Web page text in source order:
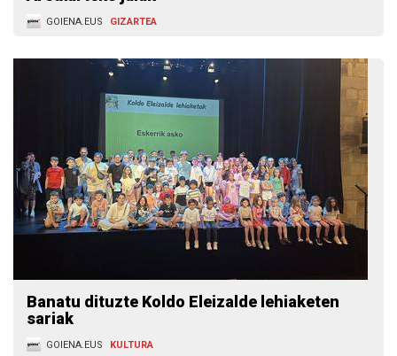
GOIENA.EUS GIZARTEA
Banatu dituzte Koldo Eleizalde lehiaketen
sariak
GOIENA.EUS KULTURA